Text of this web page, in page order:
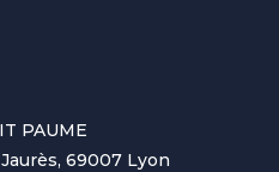
PAUME
69007 Lyon